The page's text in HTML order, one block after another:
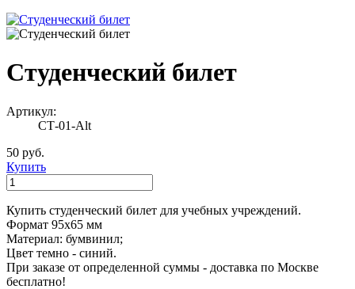
Студенческий билет
Артикул:
СТ-01-Alt
50 руб.
Купить
Купить студенческий билет для учебных учреждений.
Формат 95х65 мм
Материал: бумвинил;
Цвет темно - синий.
При заказе от определенной суммы - доставка по Москве
бесплатно!